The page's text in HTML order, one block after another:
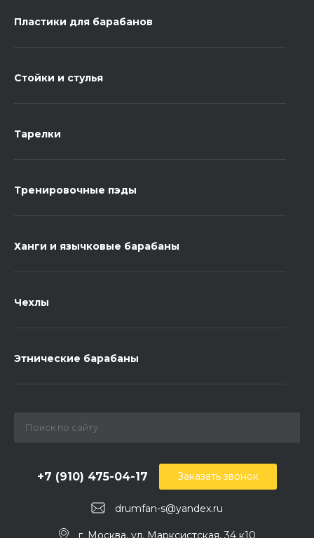
Пластики для барабанов
Стойки и стулья
Тарелки
Тренировочные пэды
Ханги и язычковые барабаны
Чехлы
Этнические барабаны
+7 (910) 475-04-17
drumfan-s@yandex.ru
Заказать звонок
г. Москва, ул. Марксистская, 34 к10